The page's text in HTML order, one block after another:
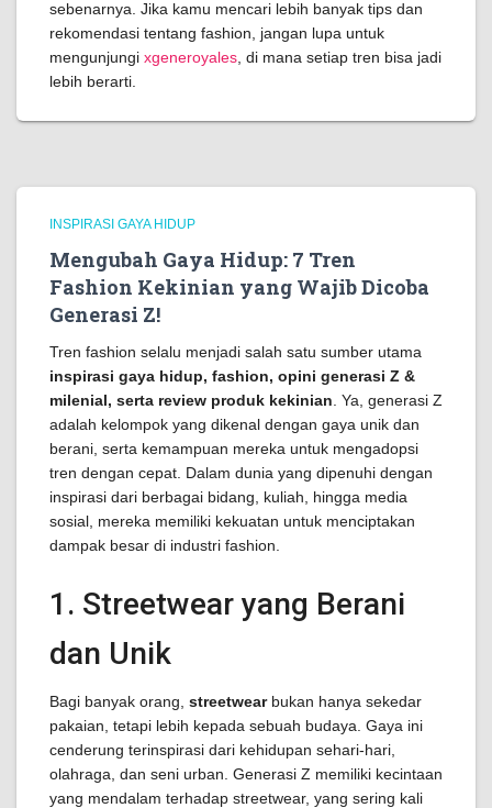
sebenarnya. Jika kamu mencari lebih banyak tips dan
rekomendasi tentang fashion, jangan lupa untuk
mengunjungi xgeneroyales , di mana setiap tren bisa jadi
lebih berarti.
INSPIRASI GAYA HIDUP
Mengubah Gaya Hidup: 7 Tren
Fashion Kekinian yang Wajib Dicoba
Generasi Z!
Tren fashion selalu menjadi salah satu sumber utama
inspirasi gaya hidup, fashion, opini generasi Z &
milenial, serta review produk kekinian . Ya, generasi Z
adalah kelompok yang dikenal dengan gaya unik dan
berani, serta kemampuan mereka untuk mengadopsi
tren dengan cepat. Dalam dunia yang dipenuhi dengan
inspirasi dari berbagai bidang, kuliah, hingga media
sosial, mereka memiliki kekuatan untuk menciptakan
dampak besar di industri fashion.
1. Streetwear yang Berani
dan Unik
Bagi banyak orang, streetwearbukan hanya sekedar
pakaian, tetapi lebih kepada sebuah budaya. Gaya ini
cenderung terinspirasi dari kehidupan sehari-hari,
olahraga, dan seni urban. Generasi Z memiliki kecintaan
yang mendalam terhadap streetwear, yang sering kali